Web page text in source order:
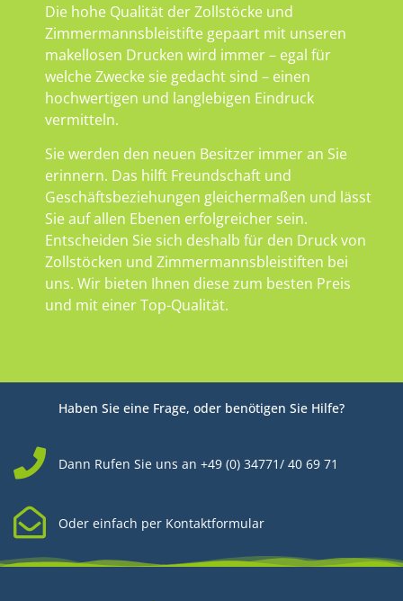
Die hohe Qualität der Zollstöcke und
Zimmermannsbleistifte gepaart mit unseren
makellosen Drucken wird immer – egal für
welche Zwecke sie gedacht sind – einen
hochwertigen und langlebigen Eindruck
vermitteln.
Sie werden den neuen Besitzer immer an Sie
erinnern. Das hilft Freundschaft und
Geschäftsbeziehungen gleichermaßen und lässt
Sie auf allen Ebenen erfolgreicher sein.
Entscheiden Sie sich deshalb für den Druck von
Zollstöcken und Zimmermannsbleistiften bei
uns. Wir bieten Ihnen diese zum besten Preis
und mit einer Top-Qualität.
Haben Sie eine Frage, oder benötigen Sie Hilfe?
Dann Rufen Sie uns an +49 (0) 34771/ 40 69 71
Oder einfach per Kontaktformular